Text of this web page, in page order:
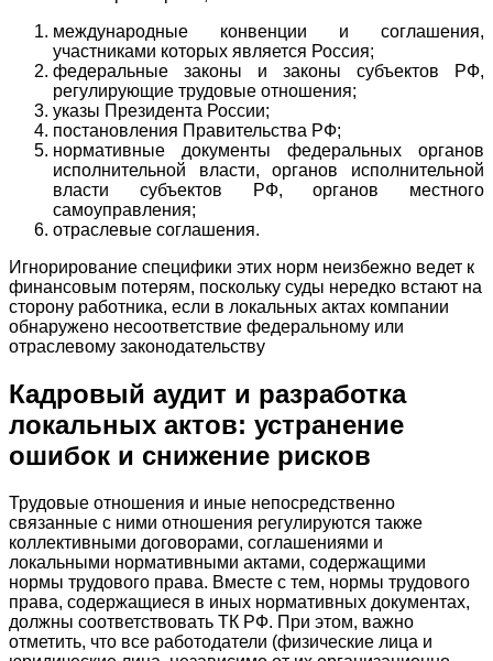
международные конвенции и соглашения,
участниками которых является Россия;
федеральные законы и законы субъектов РФ,
регулирующие трудовые отношения;
указы Президента России;
постановления Правительства РФ;
нормативные документы федеральных органов
исполнительной власти, органов исполнительной
власти субъектов РФ, органов местного
самоуправления;
отраслевые соглашения.
Игнорирование специфики этих норм неизбежно ведет к
финансовым потерям, поскольку суды нередко встают на
сторону работника, если в локальных актах компании
обнаружено несоответствие федеральному или
отраслевому законодательству
Кадровый аудит и разработка
локальных актов: устранение
ошибок и снижение рисков
Трудовые отношения и иные непосредственно
связанные с ними отношения регулируются также
коллективными договорами, соглашениями и
локальными нормативными актами, содержащими
нормы трудового права. Вместе с тем, нормы трудового
права, содержащиеся в иных нормативных документах,
должны соответствовать ТК РФ. При этом, важно
отметить, что все работодатели (физические лица и